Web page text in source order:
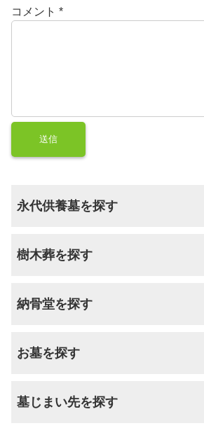
コメント *
永代供養墓を探す
樹木葬を探す
納骨堂を探す
お墓を探す
墓じまい先を探す